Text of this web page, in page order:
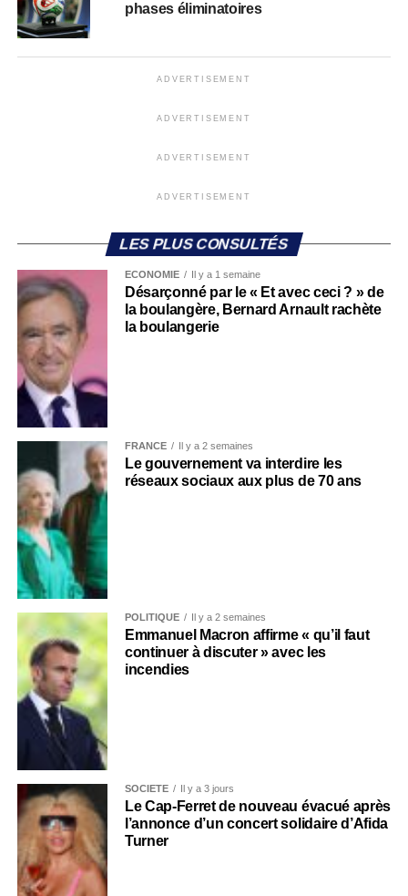
phases éliminatoires
ADVERTISEMENT
ADVERTISEMENT
ADVERTISEMENT
ADVERTISEMENT
LES PLUS CONSULTÉS
ECONOMIE Il y a 1 semaine
Désarçonné par le « Et avec ceci ? » de
la boulangère, Bernard Arnault rachète
la boulangerie
FRANCE Il y a 2 semaines
Le gouvernement va interdire les
réseaux sociaux aux plus de 70 ans
POLITIQUE Il y a 2 semaines
Emmanuel Macron affirme « qu’il faut
continuer à discuter » avec les
incendies
SOCIÉTÉ Il y a 3 jours
Le Cap-Ferret de nouveau évacué après
l’annonce d’un concert solidaire d’Afida
Turner